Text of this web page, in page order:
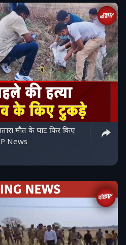
मौत के घाट फिर किए
News